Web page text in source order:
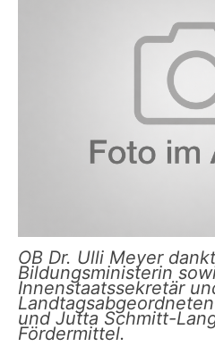
OB Dr. Ulli Meyer
Bildungsministerin
Innenstaatssekretär
und Jutta Schmitt-
Fördermittel.